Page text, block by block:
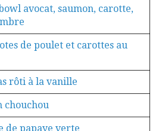
avocat, saumon, carotte,
de poulet et carottes au
rôti à la vanille
chouchou
de papaye verte